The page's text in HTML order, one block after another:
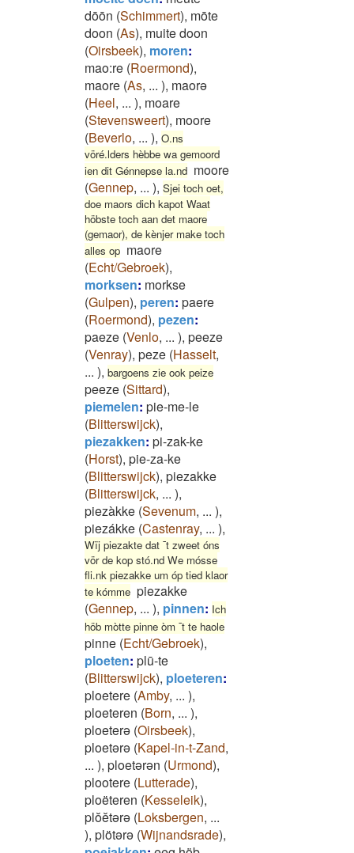
dōōn (Schimmert), mōte
doon (As), muite doon
(Oirsbeek), moren:
mao:re (Roermond),
maore (As, ... ), maorə
(Heel, ... ), moare
(Stevensweert), moore
(Beverlo, ... ), O.ns
vöré.lders hèbbe wa gemoord
ien dit Génnepse la.nd moore
(Gennep, ... ), Sjei toch oet,
doe maors dich kapot Waat
höbste toch aan det maore
(gemaor), de kènjer make toch
alles op maore
(Echt/Gebroek),
morksen: morkse
(Gulpen), peren: paere
(Roermond), pezen:
paeze (Venlo, ... ), peeze
(Venray), peze (Hasselt,
... ), bargoens zie ook peize
peeze (Sittard),
piemelen: pie-me-le
(Blitterswijck),
piezakken: pi-zak-ke
(Horst), pie-za-ke
(Blitterswijck), piezakke
(Blitterswijck, ... ),
piezàkke (Sevenum, ... ),
piezákke (Castenray, ... ),
Wïj piezakte dat ¯t zweet óns
vör de kop stó.nd We mósse
fli.nk piezakke um óp tied klaor
te kómme piezakke
(Gennep, ... ), pinnen: Ich
höb mòtte pinne òm ¯t te haole
pinne (Echt/Gebroek),
ploeten: plū-te
(Blitterswijck), ploeteren:
ploetere (Amby, ... ),
ploeteren (Born, ... ),
ploeterə (Oirsbeek),
ploetərə (Kapel-in-t-Zand,
... ), ploetərən (Urmond),
plootere (Lutterade),
ploëteren (Kesseleik),
plŏĕtərə (Loksbergen, ...
), plötərə (Wijnandsrade),